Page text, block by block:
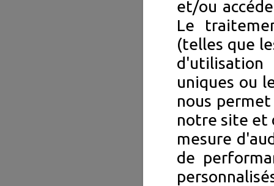
et/ou
Le
(telles que
d'utilisation
uniques ou
nous
notre site et
mesure
de